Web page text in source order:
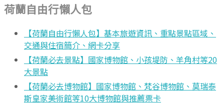
荷蘭自由行懶人包
【荷蘭自由行懶人包】基本旅遊資訊、重點景點區域、
交通與住宿簡介、網卡分享
【荷蘭必去景點】國家博物館、小孩堤防、羊角村等20
大景點
【荷蘭必去博物館】國家博物館、梵谷博物館、莫瑞泰
斯皇家美術館等10大博物館與推薦票卡